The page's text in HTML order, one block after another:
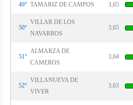
49° TAMARIZ DE CAMPOS 3,65
50°
VILLAR DE LOS
NAVARROS
3,65
51°
ALMARZA DE
CAMEROS
3,64
52°
VILLANUEVA DE
VIVER
3,63